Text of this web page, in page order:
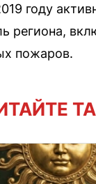
году
региона,
пожаров.